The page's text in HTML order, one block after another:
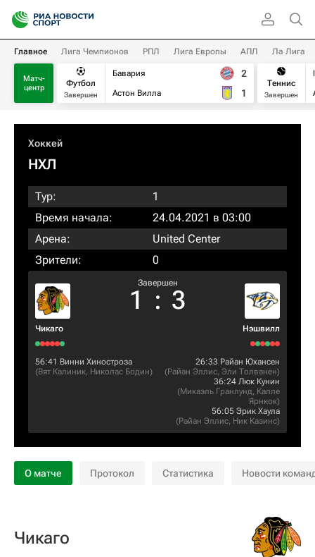
Главное Лига Чемпионов РПЛ Лига Европы АПЛ Ла Лига
Матч-
центр
Футбол
Завершен
Бавария
Астон Вилла
2
1
Теннис
Завершен
Хоккей
НХЛ
Тур:
1
Время начала:
24.04.2021 в 03:00
Арена:
United Center
Зрители:
0
Чикаго
Завершен
1 : 3
Нэшвилл
56:41 Винни Хиностроза
(Вят Калиник, Николас Бодин)
26:33 Райан Юхансен
(Райан Эллис, Эли Толванен)
36:24 Люк Кунин
(Микаэль Гранлунд, Калле
Ярнкок)
56:05 Эрик Хаула
(Райан Эллис, Ник Казинс)
О матче Протокол Статистика Новости
Чикаго